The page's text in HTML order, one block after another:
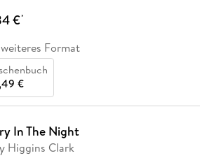
€*
Format
€
In The Night
Higgins Clark